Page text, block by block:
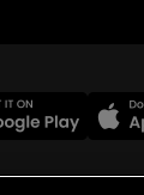
MEDIA